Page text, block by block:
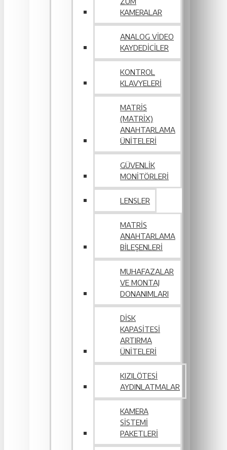
KAMERALAR
ANALOG VIDEO
KAYDEDICILER
KONTROL
KLAVYELERI
MATRIS
(MATRIX)
ANAHTARLAMA
ÜNITELERI
GÜVENLIK
MONITÖRLERI
LENSLER
MATRIS
ANAHTARLAMA
BILEŞENLERI
MUHAFAZALAR
VE MONTAJ
DONANIMLARI
DISK
KAPASITESI
ARTIRMA
ÜNITELERI
KIZILÖTESI
AYDINLATMALAR
KAMERA
SISTEMI
PAKETLERI